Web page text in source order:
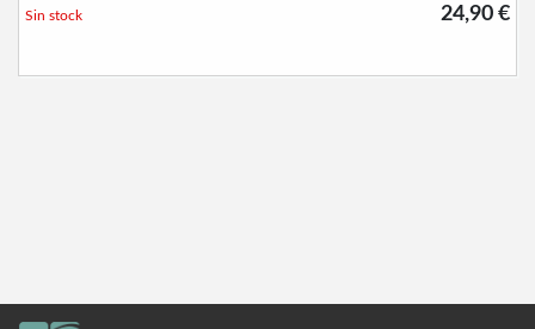
24,90 €
Sin stock